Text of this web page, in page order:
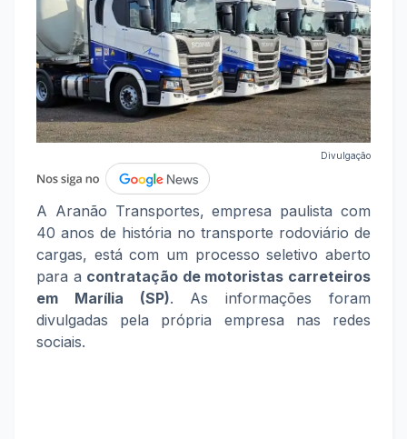
Divulgação
A Aranão Transportes, empresa paulista com
40 anos de história no transporte rodoviário de
cargas, está com um processo seletivo aberto
para a contratação de motoristas carreteiros
em Marília (SP). As informações foram
divulgadas pela própria empresa nas redes
sociais.